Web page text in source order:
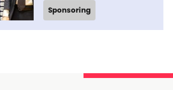
Sponsoring